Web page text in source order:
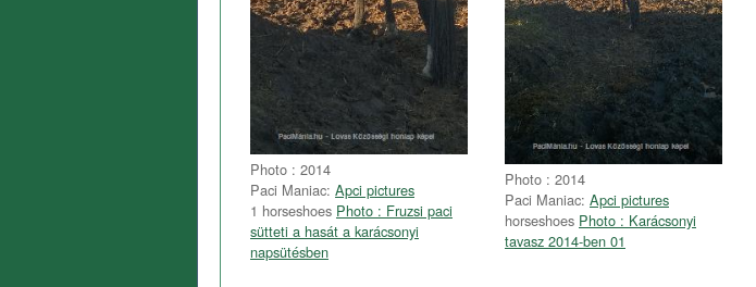
Photo : 2014
Paci Maniac: Apci pictures
1 horseshoes Photo : Fruzsi paci
sütteti a hasát a karácsonyi
napsütésben
Photo : 2014
Paci Maniac: Apci pictures
horseshoes Photo : Karácsonyi
tavasz 2014-ben 01